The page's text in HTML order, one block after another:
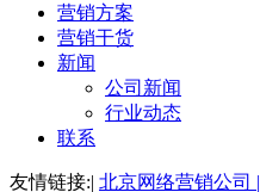
营销方案
营销干货
新闻
公司新闻
行业动态
联系
友情链接:| 北京网络营销公司 |